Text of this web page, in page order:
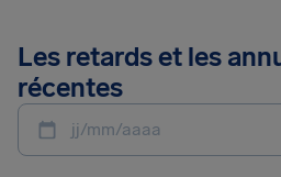
Les retards et les
récentes
jj/mm/aaaa